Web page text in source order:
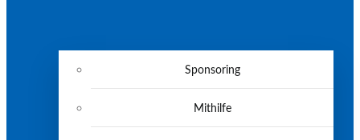
Sponsoring
Mithilfe